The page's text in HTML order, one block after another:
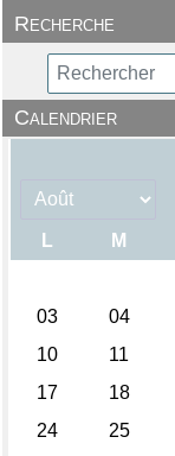
Recherche
Calendrier